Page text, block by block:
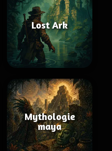
Lost Ark
Mythologie
maya